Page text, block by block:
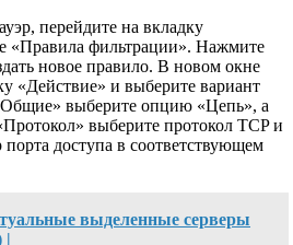
перейдите на вкладку
«Правила фильтрации». Нажмите
новое правило. В новом окне
«Действие» и выберите вариант
выберите опцию «Цепь», а
выберите протокол TCP и
доступа в соответствующем
выделенные серверы
|